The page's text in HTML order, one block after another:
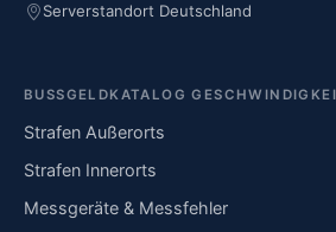
Serverstandort Deutschland
BUSSGELDKATALOG GESCHWINDIGKEIT
Strafen Außerorts
Strafen Innerorts
Messgeräte & Messfehler